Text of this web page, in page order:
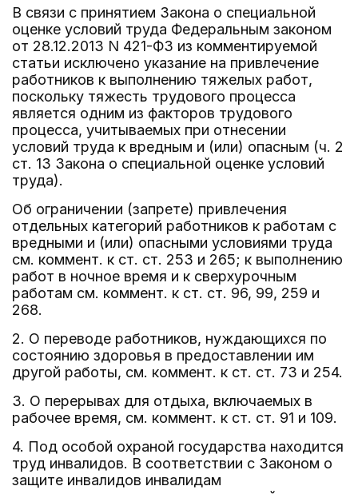
В связи с принятием Закона о специальной
оценке условий труда Федеральным законом
от 28.12.2013 N 421-ФЗ из комментируемой
статьи исключено указание на привлечение
работников к выполнению тяжелых работ,
поскольку тяжесть трудового процесса
является одним из факторов трудового
процесса, учитываемых при отнесении
условий труда к вредным и (или) опасным (ч. 2
ст. 13 Закона о специальной оценке условий
труда).
Об ограничении (запрете) привлечения
отдельных категорий работников к работам с
вредными и (или) опасными условиями труда
см. коммент. к ст. ст. 253 и 265; к выполнению
работ в ночное время и к сверхурочным
работам см. коммент. к ст. ст. 96, 99, 259 и
268.
2. О переводе работников, нуждающихся по
состоянию здоровья в предоставлении им
другой работы, см. коммент. к ст. ст. 73 и 254.
3. О перерывах для отдыха, включаемых в
рабочее время, см. коммент. к ст. ст. 91 и 109.
4. Под особой охраной государства находится
труд инвалидов. В соответствии с Законом о
защите инвалидов инвалидам